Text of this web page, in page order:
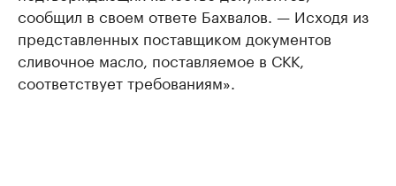
сообщил в своем ответе Бахвалов. — Исходя из
представленных поставщиком документов
сливочное масло, поставляемое в СКК,
соответствует требованиям».